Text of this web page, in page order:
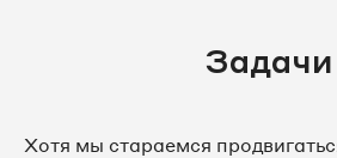
Задачи
Хотя мы стараемся